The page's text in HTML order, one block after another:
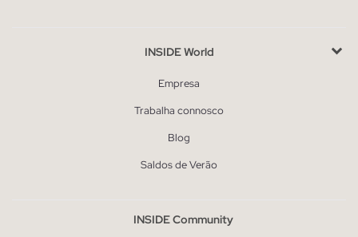
INSIDE World
Empresa
Trabalha connosco
Blog
Saldos de Verão
INSIDE Community